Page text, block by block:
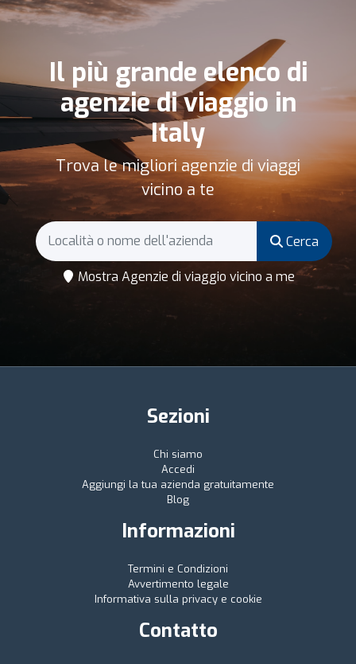
Il più grande elenco di
agenzie di viaggio in
Italy
Trova le migliori agenzie di viaggi
vicino a te
Cerca
Mostra Agenzie di viaggio vicino a me
Sezioni
Chi siamo
Accedi
Aggiungi la tua azienda gratuitamente
Blog
Informazioni
Termini e Condizioni
Avvertimento legale
Informativa sulla privacy e cookie
Contatto